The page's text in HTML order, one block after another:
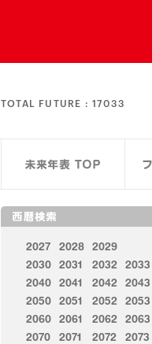
TOTAL FUTURE : 17033
2027 2028 2029
2030 2031 2032 2033
2040 2041 2042 2043
2050 2051 2052 2053
2060 2061 2062 2063
2070
2071 2072 2073